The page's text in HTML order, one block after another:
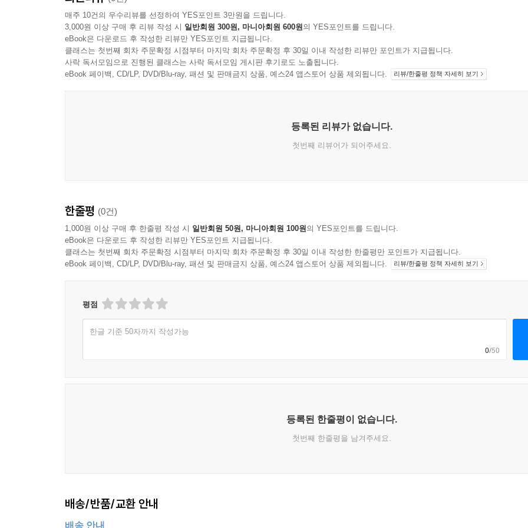
매주 10건의 우수리뷰를 선정하여 YES포인트 3만원을 드립니다.
3,000원 이상 구매 후 리뷰 작성 시 일반회원 300원, 마니아회원 600원의 YES포인트를 드립니다.
eBook은 다운로드 후 작성한 리뷰만 YES포인트 지급됩니다.
클래스는 첫번째 회차 주문확정 시점부터 마지막 회차 주문확정 후 30일 이내 작성한 리뷰만 포인트가 지급됩니다.
사락 독서모임으로 진행된 클래스는 사락 독서모임 게시판 후기로도 노출됩니다.
eBook 페이백, CD/LP, DVD/Blu-ray, 패션 및 판매금지 상품, 예스24 앱스토어 상품 제외됩니다.
리뷰/한줄평 정책 자세히 보기
등록된 리뷰가 없습니다.
첫번째 리뷰어가 되어주세요.
한줄평 (0건)
1,000원 이상 구매 후 한줄평 작성 시 일반회원 50원, 마니아회원 100원의 YES포인트를 드립니다.
eBook은 다운로드 후 작성한 리뷰만 YES포인트 지급됩니다.
클래스는 첫번째 회차 주문확정 시점부터 마지막 회차 주문확정 후 30일 이내 작성한 한줄평만 포인트가 지급됩니다.
eBook 페이백, CD/LP, DVD/Blu-ray, 패션 및 판매금지 상품, 예스24 앱스토어 상품 제외됩니다.
리뷰/한줄평 정책 자세히 보기
평점
한글 기준 50자까지 작성가능
0/50
등록된 한줄평이 없습니다.
첫번째 한줄평을 남겨주세요.
배송/반품/교환 안내
배송 안내